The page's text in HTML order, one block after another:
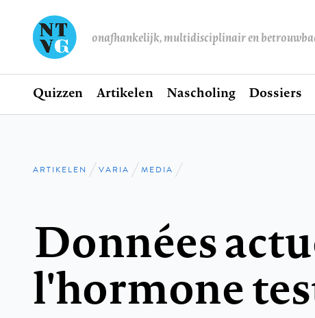
onafhankelijk, multidisciplinair en
Hoofdnavigatie
Home
Quizzen Artikelen Nascholing Dossiers
Kruimelpad
ARTIKELEN VARIA MEDIA
Données
l'hormone